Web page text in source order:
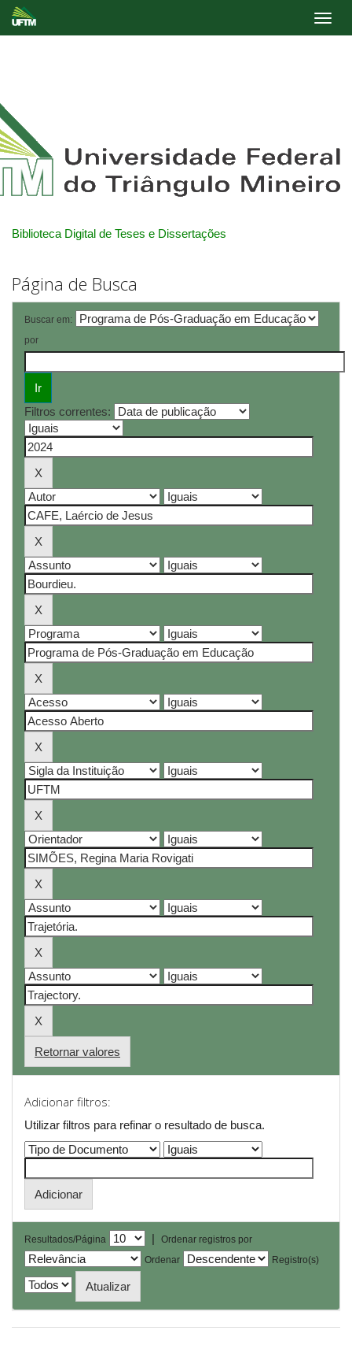
Biblioteca Digital de Teses e Dissertações
Página de Busca
Buscar em:
por
Filtros correntes:
Retornar valores
Adicionar filtros:
Utilizar filtros para refinar o resultado de busca.
Resultados/Página |
Ordenar registros por
Ordenar
Registro(s)